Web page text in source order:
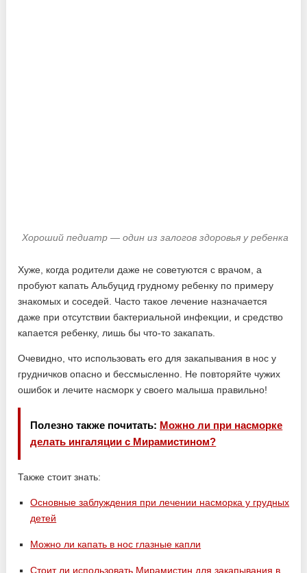
Хороший педиатр — один из залогов здоровья у ребенка
Хуже, когда родители даже не советуются с врачом, а
пробуют капать Альбуцид грудному ребенку по примеру
знакомых и соседей. Часто такое лечение назначается
даже при отсутствии бактериальной инфекции, и средство
капается ребенку, лишь бы что-то закапать.
Очевидно, что использовать его для закапывания в нос у
грудничков опасно и бессмысленно. Не повторяйте чужих
ошибок и лечите насморк у своего малыша правильно!
Полезно также почитать: Можно ли при насморке
делать ингаляции с Мирамистином?
Также стоит знать:
Основные заблуждения при лечении насморка у грудных
детей
Можно ли капать в нос глазные капли
Стоит ли использовать Мирамистин для закапывания в